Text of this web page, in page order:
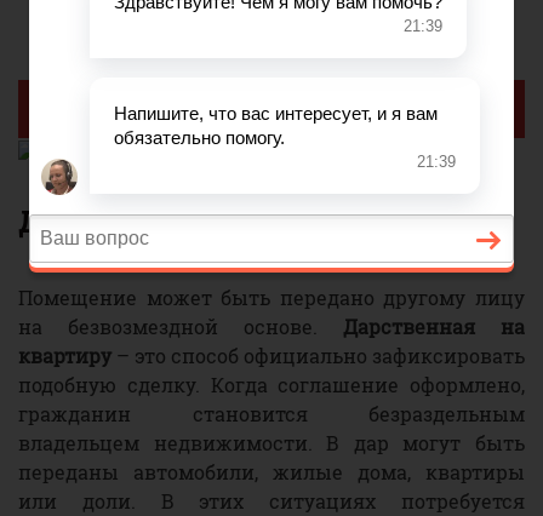
Реклама
Дарственная на квартиру
Помещение может быть передано другому лицу
на безвозмездной основе. Дарственная на
квартиру – это способ официально зафиксировать
подобную сделку. Когда соглашение оформлено,
гражданин становится безраздельным
владельцем недвижимости. В дар могут быть
переданы автомобили, жилые дома, квартиры
или доли. В этих ситуациях потребуется